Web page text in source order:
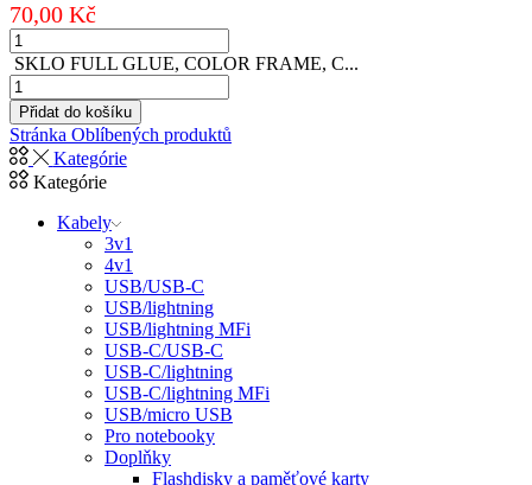
70,00 Kč
SKLO
FULL
GLUE,
COLOR
FRAME,
CASE
FRIENDLY
PRO
IPHONE
SKLO FULL GLUE, COLOR FRAME, C...
SKLO
FULL
GLUE,
COLOR
FRAME,
CASE
FRIENDLY
PRO
SAMSUNG
GALAXY
Přidat do košíku
Stránka Oblíbených produktů
Kategórie
Kategórie
Kabely
3v1
4v1
USB/USB-C
USB/lightning
USB/lightning MFi
USB-C/USB-C
USB-C/lightning
USB-C/lightning MFi
USB/micro USB
Pro notebooky
Doplňky
Flashdisky a paměťové karty